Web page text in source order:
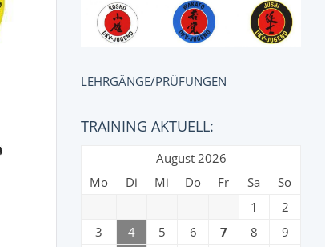
LEHRGÄNGE/PRÜFUNGEN
TRAINING AKTUELL:
August 2026
Mo
Di Mi Do Fr Sa
So
1
2
3
4 5 6 7 8
9